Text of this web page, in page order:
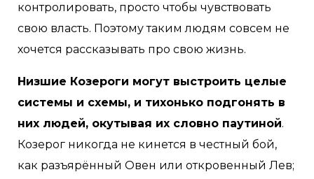
контролировать, просто чтобы чувствовать
свою власть. Поэтому таким людям совсем не
хочется рассказывать про свою жизнь.
Низшие Козероги могут выстроить целые
системы и схемы, и тихонько подгонять в
них людей, окутывая их словно паутиной.
Козерог никогда не кинется в честный бой,
как разъярённый Овен или откровенный Лев;